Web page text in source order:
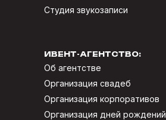
ИВЕНТ-АГЕНТСТВО:
Об агентстве
Организация свадеб
Организация корпоративов
Организация дней рождений
Студия звукозаписи